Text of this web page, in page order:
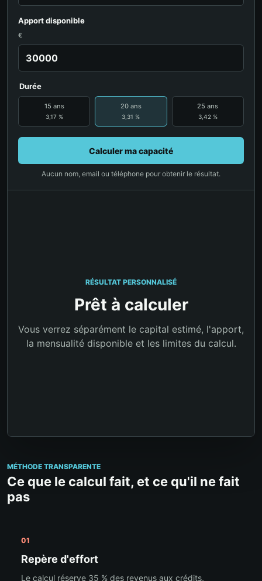
Apport disponible
€
Durée
15 ans
3,17 %
20 ans
3,31 %
25 ans
3,42 %
Calculer ma capacité
Aucun nom, email ou téléphone pour obtenir le résultat.
RÉSULTAT PERSONNALISÉ
Prêt à calculer
Vous verrez séparément le capital estimé, l'apport,
la mensualité disponible et les limites du calcul.
MÉTHODE TRANSPARENTE
Ce que le calcul fait, et ce qu'il ne fait
pas
01
Repère d'effort
Le calcul réserve 35 % des revenus aux crédits,